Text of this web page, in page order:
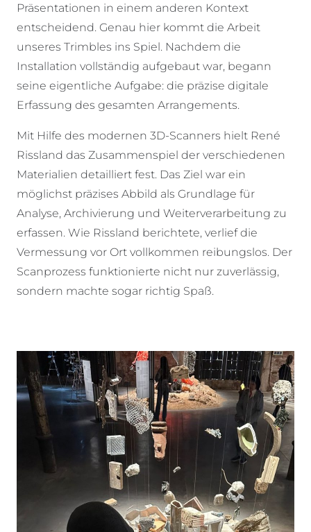
Präsentationen in einem anderen Kontext
entscheidend. Genau hier kommt die Arbeit
unseres Trimbles ins Spiel. Nachdem die
Installation vollständig aufgebaut war, begann
seine eigentliche Aufgabe: die präzise digitale
Erfassung des gesamten Arrangements.
Mit Hilfe des modernen 3D-Scanners hielt René
Rissland das Zusammenspiel der verschiedenen
Materialien detailliert fest. Das Ziel war ein
möglichst präzises Abbild als Grundlage für
Analyse, Archivierung und Weiterverarbeitung zu
erfassen. Wie Rissland berichtete, verlief die
Vermessung vor Ort vollkommen reibungslos. Der
Scanprozess funktionierte nicht nur zuverlässig,
sondern machte sogar richtig Spaß.